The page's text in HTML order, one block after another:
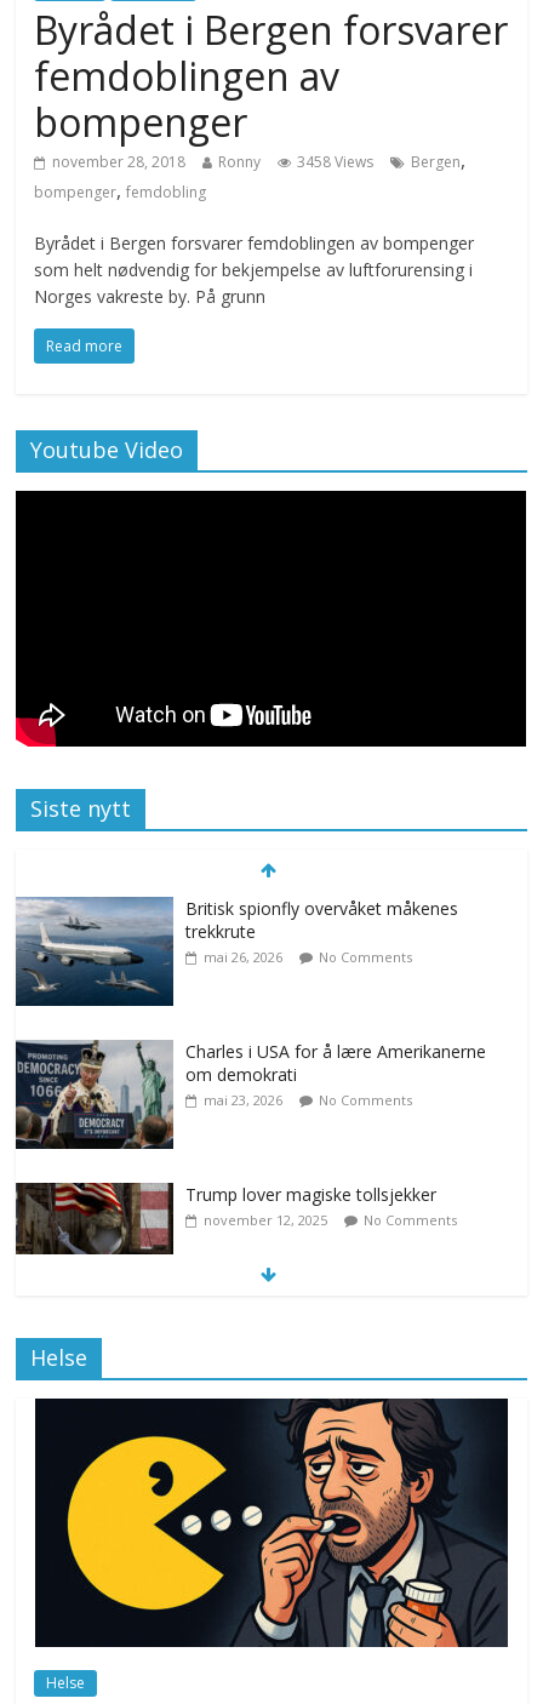
Byrådet i Bergen forsvarer
femdoblingen av
bompenger
november 28, 2018 Ronny 3458 Views Bergen,
bompenger,femdobling
Byrådet i Bergen forsvarer femdoblingen av bompenger
som helt nødvendig for bekjempelse av luftforurensing i
Norges vakreste by. På grunn
Read more
Youtube Video
Siste nytt
Britisk spionfly overvåket måkenes
trekkrute
mai 26, 2026 No Comments
Charles i USA for å lære Amerikanerne
om demokrati
mai 23, 2026 No Comments
Trump lover magiske tollsjekker
november 12, 2025 No Comments
Drone stopper flytrafikken i Stockholm,
ekspert mistenker MDG
november 6, 2025 No Comments
Norge innfører nullvisjon for nedbør
juni 23, 2026 No Comments
Helse
Helse